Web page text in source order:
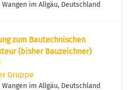
Wangen im Allgäu, Deutschland
zum Bautechnischen
(bisher Bauzeichner)
Gruppe
Wangen im Allgäu, Deutschland